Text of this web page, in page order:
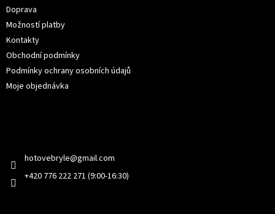
Doprava
Možností platby
Kontakty
Obchodní podmínky
Podmínky ochrany osobních údajů
Moje objednávka
hotovebryle@gmail.com
+420 776 222 271 (9:00-16:30)